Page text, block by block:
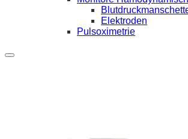
Elektroden
Pulsoximetrie